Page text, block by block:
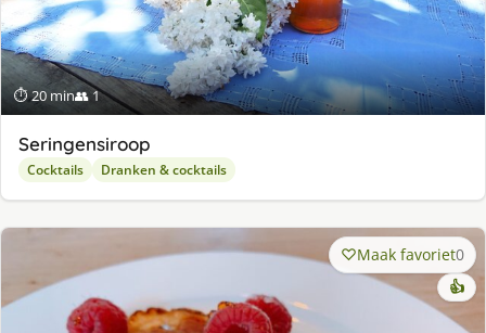
⏱ 20 min👥 1
Seringensiroop
Cocktails Dranken & cocktails
Maak favoriet0
👍